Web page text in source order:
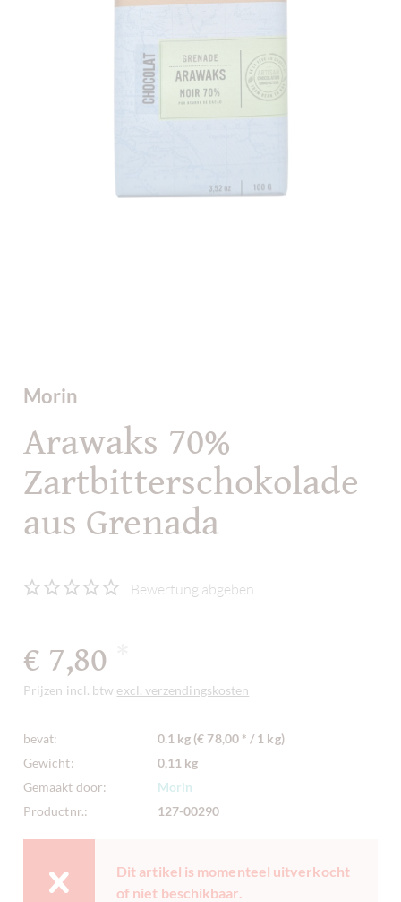
Morin
Arawaks 70%
Zartbitterschokolade
aus Grenada
Bewertung abgeben
€ 7,80
Prijzen incl. btw excl. verzendingskosten
bevat:
0.1 kg (€ 78,00 * / 1 kg)
Gewicht:
0,11 kg
Gemaakt door:
Morin
Productnr.:
127-00290
Dit artikel is momenteel uitverkocht
of niet beschikbaar.